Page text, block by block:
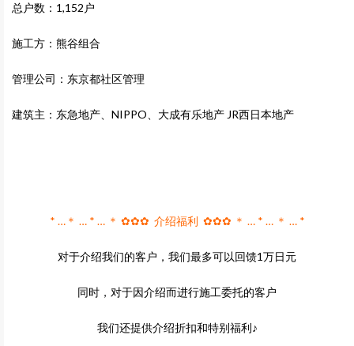
总户数：1,152户
施工方：熊谷组合
管理公司：东京都社区管理
建筑主：东急地产、NIPPO、大成有乐地产 JR西日本地产
* …＊ … * … ＊ ✿✿✿ 介绍福利 ✿✿✿ ＊ … * … ＊ … *
对于介绍我们的客户，我们最多可以回馈1万日元
同时，对于因介绍而进行施工委托的客户
我们还提供介绍折扣和特别福利♪